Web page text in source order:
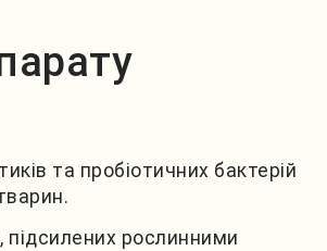
та пробіотичних бактерій
підсилених рослинними